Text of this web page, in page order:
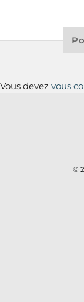
Vous devez vous
©